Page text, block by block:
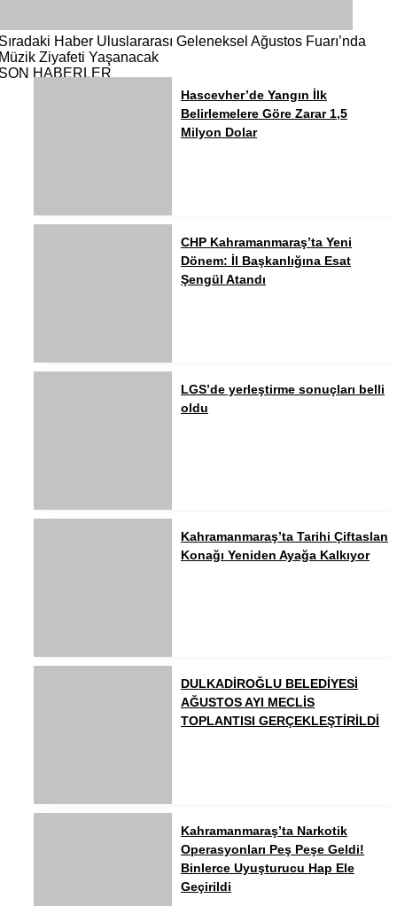
Haber Uluslararası Geleneksel Ağustos Fuarı’nda
Ziyafeti Yaşanacak
HABERLER
Hascevher’de Yangın İlk
Belirlemelere Göre Zarar 1,5
Milyon Dolar
CHP Kahramanmaraş’ta Yeni
Dönem: İl Başkanlığına Esat
Şengül Atandı
LGS’de yerleştirme sonuçları belli
oldu
Kahramanmaraş’ta Tarihi Çiftaslan
Konağı Yeniden Ayağa Kalkıyor
DULKADİROĞLU BELEDİYESİ
AĞUSTOS AYI MECLİS
TOPLANTISI GERÇEKLEŞTİRİLDİ
Kahramanmaraş’ta Narkotik
Operasyonları Peş Peşe Geldi!
Binlerce Uyuşturucu Hap Ele
Geçirildi